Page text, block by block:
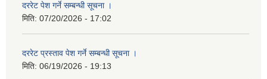
दररेट पेश गर्ने सम्बन्धी सूचना ।
मिति: 07/20/2026 - 17:02
दररेट प्रस्ताव पेश गर्ने सम्बन्धी सूचना ।
मिति: 06/19/2026 - 19:13